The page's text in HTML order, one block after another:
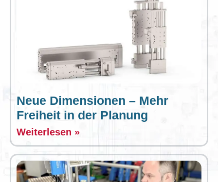
Neue Dimensionen – Mehr
Freiheit in der Planung
Weiterlesen »